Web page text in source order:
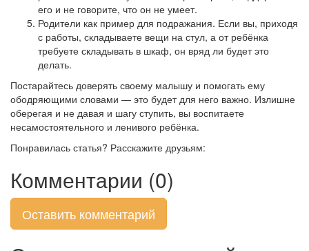
его и не говорите, что он не умеет.
Родители как пример для подражания. Если вы, приходя
с работы, складываете вещи на стул, а от ребёнка
требуете складывать в шкаф, он вряд ли будет это
делать.
Постарайтесь доверять своему малышу и помогать ему
ободряющими словами — это будет для него важно. Излишне
оберегая и не давая и шагу ступить, вы воспитаете
несамостоятельного и ленивого ребёнка.
Понравилась статья? Расскажите друзьям:
Комментарии (0)
Оставить комментарий